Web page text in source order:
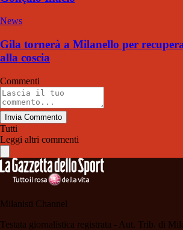
News
Gila tornerà a Milanello per
alla coscia
Commenti
Invia Commento
Tutti
Leggi altri commenti
Milanisti Channel
Testata giornalistica registrata - Aut. Trib. di